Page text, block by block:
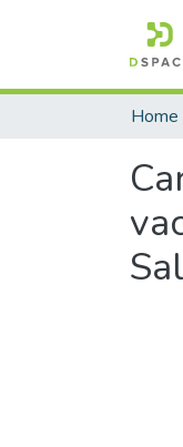
Home